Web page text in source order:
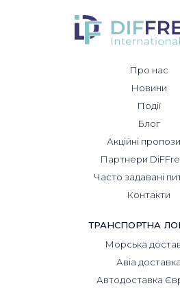
Про нас
Новини
Події
Блог
Акційні
Партнери
Часто задавані
Контакти
ТРАНСПОРТНА
Морська
Авіа доставка
Автодоставка